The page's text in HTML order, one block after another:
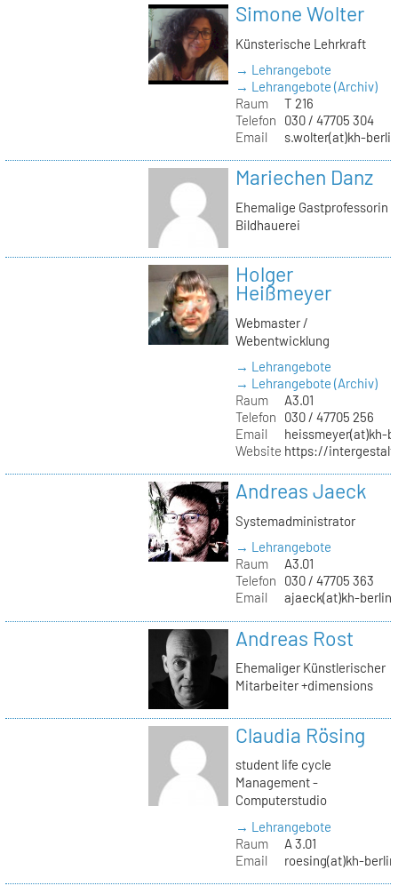
Simone Wolter
Künsterische Lehrkraft
→ Lehrangebote
→ Lehrangebote (Archiv)
Raum
T 216
Telefon
030 / 47705 304
Email
s.wolter(at)kh-
Mariechen Danz
Ehemalige Gastprofessorin
Bildhauerei
Holger
Heißmeyer
Webmaster /
Webentwicklung
→ Lehrangebote
→ Lehrangebote (Archiv)
Raum
A3.01
Telefon
030 / 47705 256
Email
heissmeyer(at)kh-
Website https://
Andreas Jaeck
Systemadministrator
→ Lehrangebote
Raum
A3.01
Telefon
030 / 47705 363
Email
ajaeck(at)kh-
Andreas Rost
Ehemaliger Künstlerischer
Mitarbeiter +dimensions
Claudia Rösing
student life cycle
Management -
Computerstudio
→ Lehrangebote
Raum
A 3.01
Email
roesing(at)kh-